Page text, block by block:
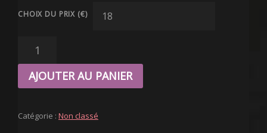
CHOIX DU PRIX (€)
AFFICHE
RIEN"
AJOUTER AU PANIER
Catégorie : Non classé